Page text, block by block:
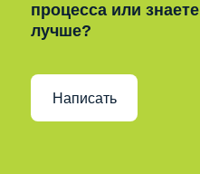
процесса или
лучше?
Написать